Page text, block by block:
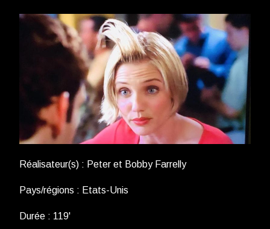
Réalisateur(s) : Peter et Bobby Farrelly
Pays/régions : Etats-Unis
Durée : 119'